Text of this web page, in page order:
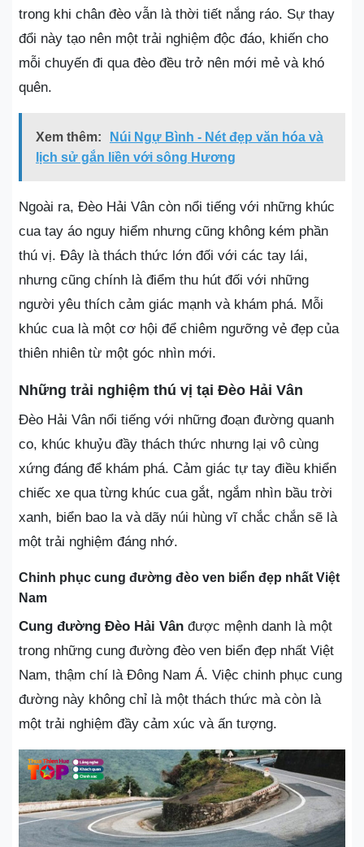
trong khi chân đèo vẫn là thời tiết nắng ráo. Sự thay
đổi này tạo nên một trải nghiệm độc đáo, khiến cho
mỗi chuyến đi qua đèo đều trở nên mới mẻ và khó
quên.
Xem thêm:
Núi Ngự Bình - Nét đẹp văn hóa và
lịch sử gắn liền với sông Hương
Ngoài ra, Đèo Hải Vân còn nổi tiếng với những khúc
cua tay áo nguy hiểm nhưng cũng không kém phần
thú vị. Đây là thách thức lớn đối với các tay lái,
nhưng cũng chính là điểm thu hút đối với những
người yêu thích cảm giác mạnh và khám phá. Mỗi
khúc cua là một cơ hội để chiêm ngưỡng vẻ đẹp của
thiên nhiên từ một góc nhìn mới.
Những trải nghiệm thú vị tại Đèo Hải Vân
Đèo Hải Vân nổi tiếng với những đoạn đường quanh
co, khúc khuỷu đầy thách thức nhưng lại vô cùng
xứng đáng để khám phá. Cảm giác tự tay điều khiển
chiếc xe qua từng khúc cua gắt, ngắm nhìn bầu trời
xanh, biển bao la và dãy núi hùng vĩ chắc chắn sẽ là
một trải nghiệm đáng nhớ.
Chinh phục cung đường đèo ven biển đẹp nhất Việt
Nam
Cung đường Đèo Hải Vân được mệnh danh là một
trong những cung đường đèo ven biển đẹp nhất Việt
Nam, thậm chí là Đông Nam Á. Việc chinh phục cung
đường này không chỉ là một thách thức mà còn là
một trải nghiệm đầy cảm xúc và ấn tượng.